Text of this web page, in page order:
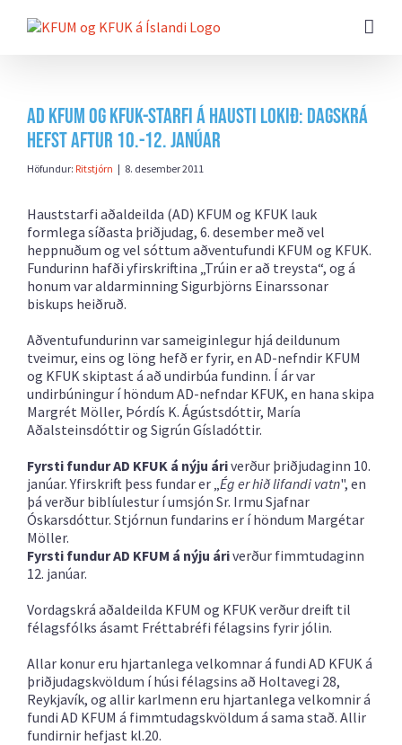
beint
AD KFUM og KFUK-starfi á hausti lokið: Dagskrá
hefst aftur 10.-12. janúar
Höfundur: Ritstjórn | 8. desember 2011
Hauststarfi aðaldeilda (AD) KFUM og KFUK lauk
formlega síðasta þriðjudag, 6. desember með vel
heppnuðum og vel sóttum aðventufundi KFUM og KFUK.
Fundurinn hafði yfirskriftina „Trúin er að treysta“, og á
honum var aldarminning Sigurbjörns Einarssonar
biskups heiðruð.
Aðventufundurinn var sameiginlegur hjá deildunum
tveimur, eins og löng hefð er fyrir, en AD-nefndir KFUM
og KFUK skiptast á að undirbúa fundinn. Í ár var
undirbúningur í höndum AD-nefndar KFUK, en hana skipa
Margrét Möller, Þórdís K. Ágústsdóttir, María
Aðalsteinsdóttir og Sigrún Gísladóttir.
Fyrsti fundur AD KFUK á nýju áriverður þriðjudaginn 10.
janúar. Yfirskrift þess fundar er „Ég er hið lifandi vatn", en
þá verður biblíulestur í umsjón Sr. Irmu Sjafnar
Óskarsdóttur. Stjórnun fundarins er í höndum Margétar
Möller.
Fyrsti fundur AD KFUM á nýju áriverður fimmtudaginn
12. janúar.
Vordagskrá aðaldeilda KFUM og KFUK verður dreift til
félagsfólks ásamt Fréttabréfi félagsins fyrir jólin.
Allar konur eru hjartanlega velkomnar á fundi AD KFUK á
þriðjudagskvöldum í húsi félagsins að Holtavegi 28,
Reykjavík, og allir karlmenn eru hjartanlega velkomnir á
fundi AD KFUM á fimmtudagskvöldum á sama stað. Allir
fundirnir hefjast kl.20.